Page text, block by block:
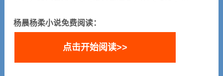
小说短剧
杨晨杨柔小说免费阅读：
点击开始阅读>>